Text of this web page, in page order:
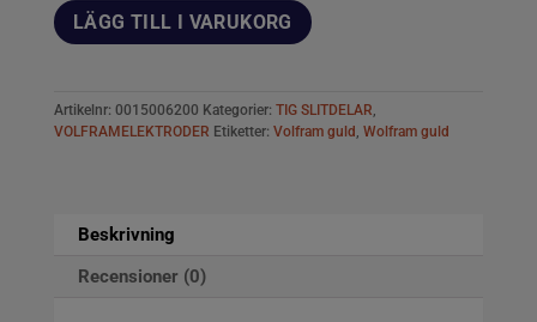
LÄGG TILL I VARUKORG
Artikelnr: 0015006200 Kategorier: TIG SLITDELAR
VOLFRAMELEKTRODER Etiketter: Volfram guld Wolfram guld
Beskrivning
Recensioner (0)